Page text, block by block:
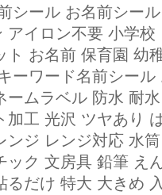
シール お名前シー
アイロン不要 小学
ト お名前 保育園 幼
ーワード名前シー
ームラベル 防水 耐
加工 光沢 ツヤあり
ンジ レンジ対応 水
ック 文房具 鉛筆 え
るだけ 特大 大きめ